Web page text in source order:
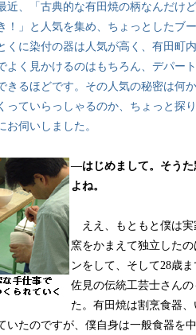
近、「古典的な有田焼の柄なんだけ
！」と人気を集め、ちょっとしたブ
くに染付の器は人気が高く、有田町
よく見かけるのはもちろん、デパー
きるほどです。その人気の秘密は何
っていらっしゃるのか、ちょっと探
お伺いしました。
―はじめまして。そうた
よね。
ええ、もともと僕は実
窯をかまえて独立した
ンをして、そして28歳
佐見の伝統工芸士さん
た。有田焼は割烹食器
いたのですが、僕自身は一般食器を